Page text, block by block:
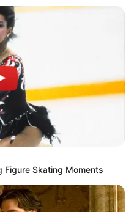
Figure Skating Moments